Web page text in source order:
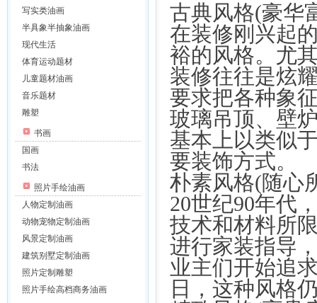
写实类油画
半具象半抽象油画
现代生活
体育运动题材
儿童题材油画
音乐题材
雕塑
书画
国画
书法
照片手绘油画
人物定制油画
动物宠物定制油画
风景定制油画
建筑别墅定制油画
照片定制雕塑
照片手绘高档商务油画
古典风格(豪华
在装修刚兴起
裕的风格。尤
装修往往是炫
要求把各种象
玻璃吊顶、壁
基本上以类似
要装饰方式。
朴素风格(随心
20世纪90年代
技术和材料所
进行家装指导
业主们开始追
日，这种风格